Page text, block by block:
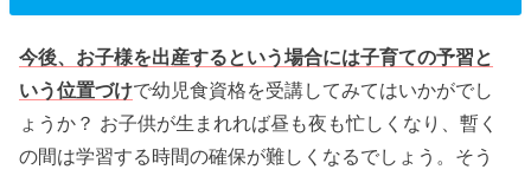
今後、お子様を出産するという場合には子育ての予習と
いう位置づけで幼児食資格を受講してみてはいかがでし
ょうか？ お子供が生まれれば昼も夜も忙しくなり、暫く
の間は学習する時間の確保が難しくなるでしょう。そう